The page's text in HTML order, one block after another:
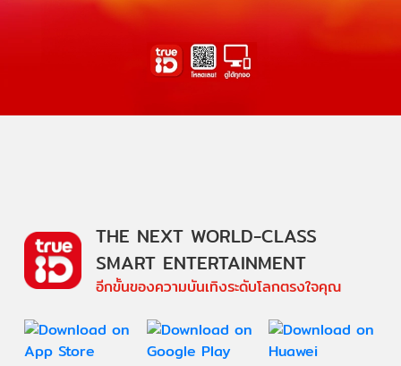
THE NEXT WORLD-CLASS
SMART ENTERTAINMENT
อีกขั้นของความบันเทิงระดับโลกตรงใจคุณ